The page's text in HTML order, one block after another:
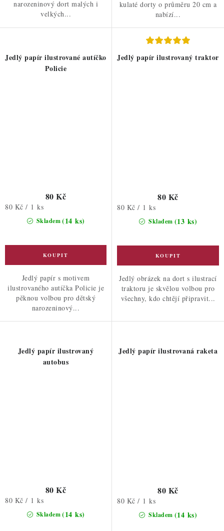
narozeninový dort malých i
velkých...
kulaté dorty o průměru 20 cm a
nabízí...
Jedlý papír ilustrované autíčko
Policie
Skladem(14 ks)
80 Kč
Měrná
80 Kč / 1 ks
Jedlý papír s motivem
ilustrovaného autíčka Policie je
pěknou volbou pro dětský
narozeninový...
Jedlý papír ilustrovaný traktor
Skladem (13 ks)
80 Kč
Měrná
80 Kč / 1 ks
Jedlý obrázek na dort s ilustrací
traktoru je skvělou volbou pro
všechny, kdo chtějí připravit...
Jedlý papír ilustrovaný
autobus
Skladem(14 ks)
80 Kč
Měrná
80 Kč / 1 ks
Jedlý papír ilustrovaná raketa
Skladem (14 ks)
80 Kč
Měrná
80 Kč / 1 ks